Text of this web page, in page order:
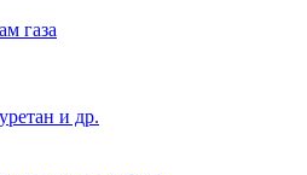
газа
и др.